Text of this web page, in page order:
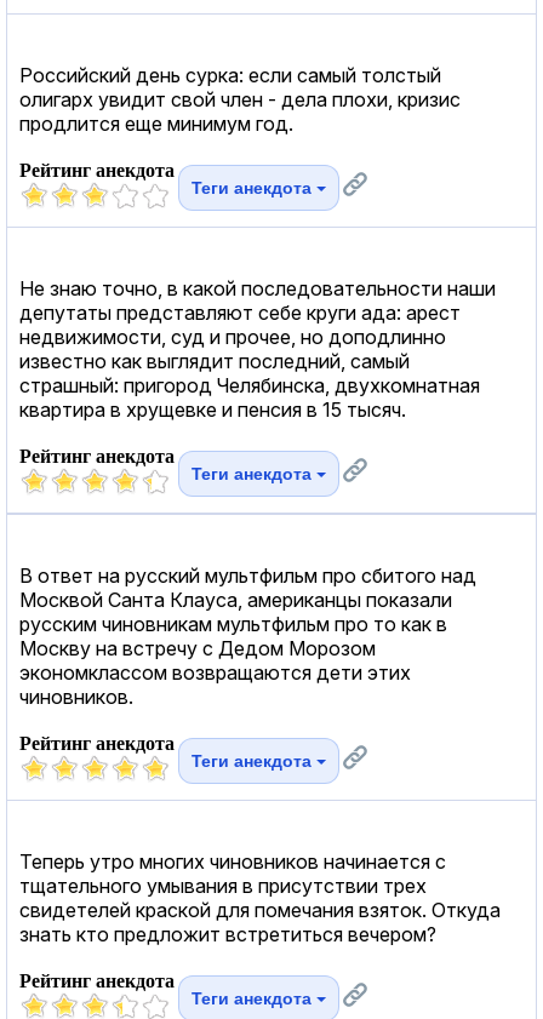
Российский день сурка: если самый толстый
олигарх увидит свой член - дела плохи, кризис
продлится еще минимум год.
Рейтинг анекдота
Теги анекдота
Не знаю точно, в какой последовательности наши
депутаты представляют себе круги ада: арест
недвижимости, суд и прочее, но доподлинно
известно как выглядит последний, самый
страшный: пригород Челябинска, двухкомнатная
квартира в хрущевке и пенсия в 15 тысяч.
Рейтинг анекдота
Теги анекдота
В ответ на русский мультфильм про сбитого над
Москвой Санта Клауса, американцы показали
русским чиновникам мультфильм про то как в
Москву на встречу с Дедом Морозом
экономклассом возвращаются дети этих
чиновников.
Рейтинг анекдота
Теги анекдота
Теперь утро многих чиновников начинается с
тщательного умывания в присутствии трех
свидетелей краской для помечания взяток. Откуда
знать кто предложит встретиться вечером?
Рейтинг анекдота
Теги анекдота